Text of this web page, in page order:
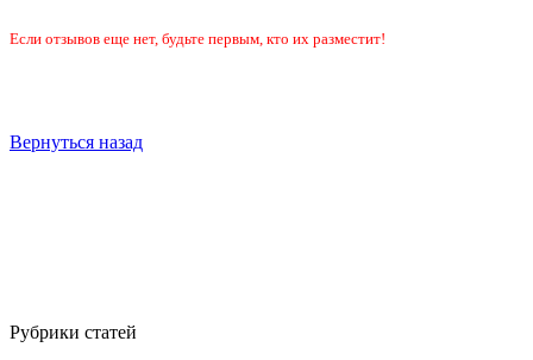
Если отзывов еще нет, будьте первым, кто их разместит!
Вернуться назад
Рубрики статей